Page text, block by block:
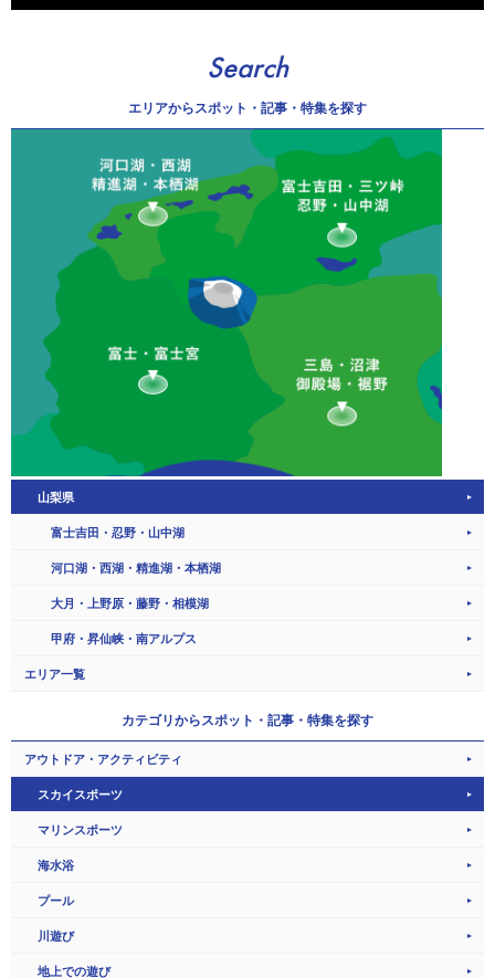
Search
エリアからスポット・記事・特集を探す
山梨県
富士吉田・忍野・山中湖
河口湖・西湖・精進湖・本栖湖
大月・上野原・藤野・相模湖
甲府・昇仙峡・南アルプス
エリア一覧
カテゴリからスポット・記事・特集を探す
アウトドア・アクティビティ
スカイスポーツ
マリンスポーツ
海水浴
プール
川遊び
地上での遊び